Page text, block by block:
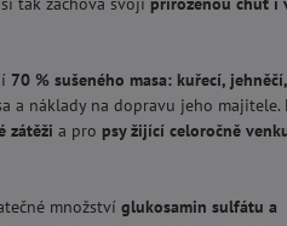
70 % sušeného masa: kuřecí,
a náklady na dopravu jeho majitele.
zátěži a pro psy žijící celoročně
množství glukosamin sulfátu a